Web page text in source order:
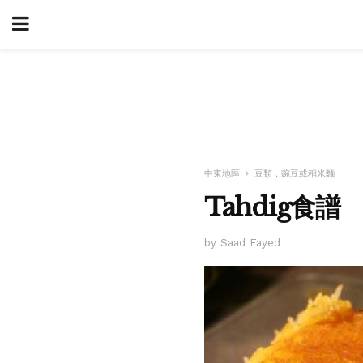
中東地區 豆類，豌豆或稻米麵
Tahdig食譜
by Saad Fayed